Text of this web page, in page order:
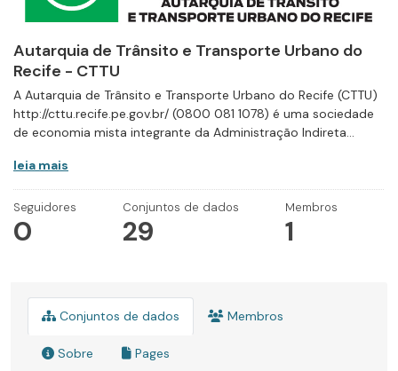
Autarquia de Trânsito e Transporte Urbano do
Recife - CTTU
A Autarquia de Trânsito e Transporte Urbano do Recife (CTTU)
http://cttu.recife.pe.gov.br/ (0800 081 1078) é uma sociedade
de economia mista integrante da Administração Indireta...
leia mais
Seguidores
0
Conjuntos de dados
29
Membros
1
Conjuntos de dados Membros
Sobre Pages